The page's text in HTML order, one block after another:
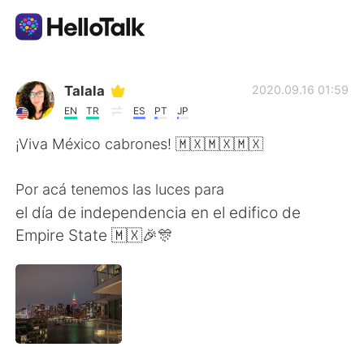
Language Exchange App
AI Grammar Checker
简体中文 繁體中文
Français
Talala
EN TR ES PT JP
2020.09.16 01:59
¡Viva México cabrones! 🇲🇽🇲🇽🇲🇽
Por acá tenemos las luces para
el día de independencia en el edifico de
Empire State 🇲🇽🎉🎊